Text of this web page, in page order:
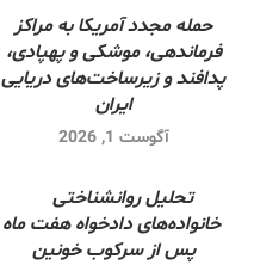
حمله مجدد آمریکا به مراکز
فرماندهی، موشکی و پهپادی،
پدافند و زیرساخت‌های دریایی
ایران
آگوست 1, 2026
تحلیل روانشناختی
خانواده‌های دادخواه هفت ماه
پس از سرکوب خونین